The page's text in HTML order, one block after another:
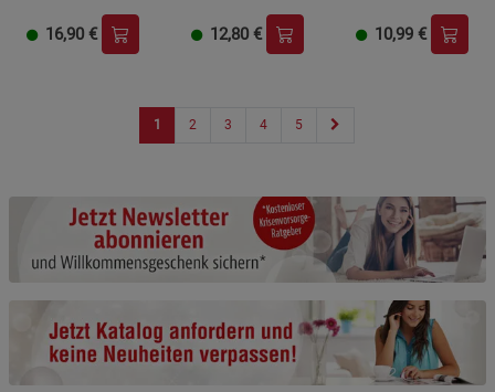
Sehenswürdigkeiten,
Restaurant & Hotels
16,90 € 12,80 € 10,99 €
1 2 3 4 5